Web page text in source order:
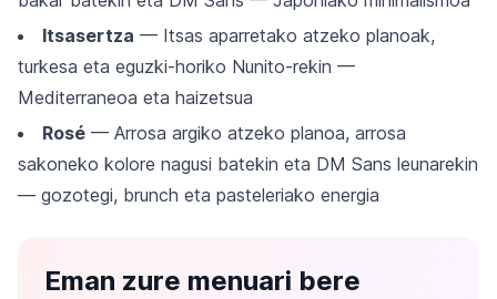
Itsasertza — Itsas aparretako atzeko planoak,
turkesa eta eguzki-horiko Nunito-rekin —
Mediterraneoa eta haizetsua
Rosé — Arrosa argiko atzeko planoa, arrosa
sakoneko kolore nagusi batekin eta DM Sans leunarekin
— gozotegi, brunch eta pasteleriako energia
Eman zure menuari bere